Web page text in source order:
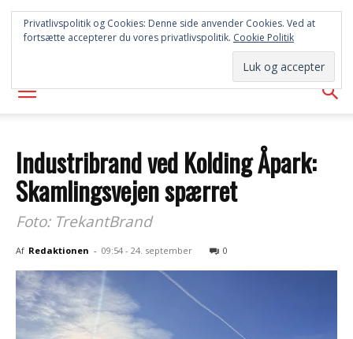
SYD
AVISEN
Industribrand ved Kolding Åpark:
Skamlingsvejen spærret
Foto: TrekantBrand
Af Redaktionen - 09:54 - 24. september 0
Privatlivspolitik og Cookies: Denne side anvender Cookies. Ved at
fortsætte accepterer du vores privatlivspolitik. Cookie Politik